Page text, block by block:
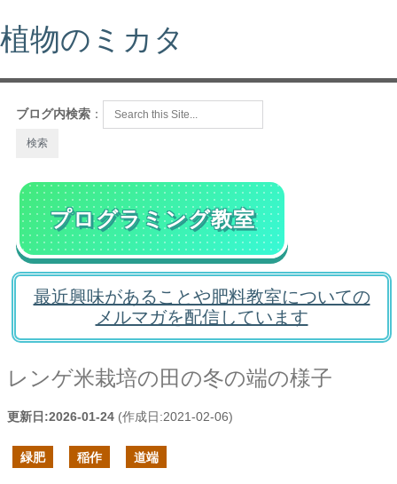
植物のミカタ
ブログ内検索 ：
プログラミング教室
最近興味があることや肥料教室についての
メルマガを配信しています
レンゲ米栽培の田の冬の端の様子
更新日:2026-01-24 (作成日:2021-02-06)
緑肥 稲作 道端